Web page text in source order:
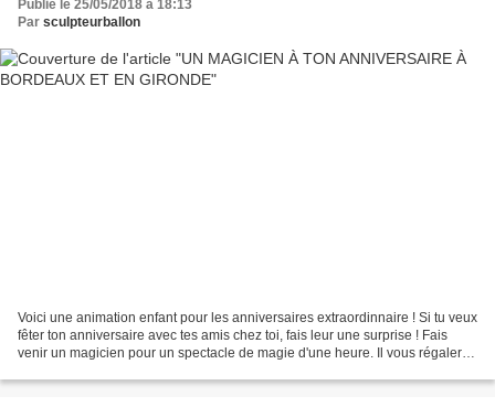
Publié le 25/05/2018 à 18:13
Par sculpteurballon
Voici une animation enfant pour les anniversaires extraordinnaire ! Si tu veux
fêter ton anniversaire avec tes amis chez toi, fais leur une surprise ! Fais
venir un magicien pour un spectacle de magie d'une heure. Il vous régalera